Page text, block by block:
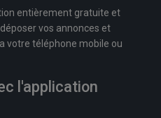
entièrement gratuite et
vos annonces et
votre téléphone mobile ou
l'application